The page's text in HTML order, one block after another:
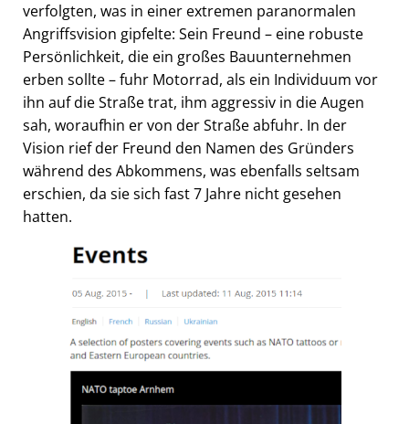
verfolgten, was in einer extremen paranormalen
Angriffsvision gipfelte: Sein Freund – eine robuste
Persönlichkeit, die ein großes Bauunternehmen
erben sollte – fuhr Motorrad, als ein Individuum vor
ihn auf die Straße trat, ihm aggressiv in die Augen
sah, woraufhin er von der Straße abfuhr. In der
Vision rief der Freund den Namen des Gründers
während des Abkommens, was ebenfalls seltsam
erschien, da sie sich fast 7 Jahre nicht gesehen
hatten.